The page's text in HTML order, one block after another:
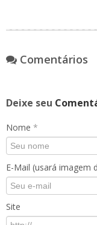
Comentários
Deixe seu
Nome *
E-Mail (usará imagem
Site